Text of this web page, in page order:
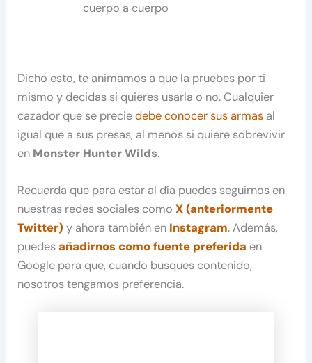
cuerpo a cuerpo
Dicho esto, te animamos a que la pruebes por ti
mismo y decidas si quieres usarla o no. Cualquier
cazador que se preciedebe conocer sus armas al
igual que a sus presas, al menos si quiere sobrevivir
en Monster Hunter Wilds.
Recuerda que para estar al día puedes seguirnos en
nuestras redes sociales comoX (anteriormente
Twitter) y ahora también en Instagram. Además,
puedesañadirnos como fuente preferida en
Google para que, cuando busques contenido,
nosotros tengamos preferencia.